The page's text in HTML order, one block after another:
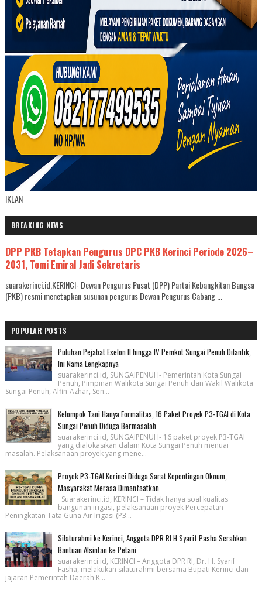
IKLAN
BREAKING NEWS
DPP PKB Tetapkan Pengurus DPC PKB Kerinci Periode 2026–
2031, Tomi Emiral Jadi Sekretaris
suarakerinci.id,KERINCI- Dewan Pengurus Pusat (DPP) Partai Kebangkitan Bangsa
(PKB) resmi menetapkan susunan pengurus Dewan Pengurus Cabang ...
POPULAR POSTS
Puluhan Pejabat Eselon II hingga IV Pemkot Sungai Penuh Dilantik,
Ini Nama Lengkapnya
suarakerinci.id, SUNGAIPENUH- Pemerintah Kota Sungai
Penuh, Pimpinan Walikota Sungai Penuh dan Wakil Walikota
Sungai Penuh, Alfin-Azhar, Sen...
Kelompok Tani Hanya Formalitas, 16 Paket Proyek P3-TGAI di Kota
Sungai Penuh Diduga Bermasalah
suarakerinci.id, SUNGAIPENUH- 16 paket proyek P3-TGAI
yang dialokasikan dalam Kota Sungai Penuh menuai
masalah. Pelaksanaan proyek yang mene...
Proyek P3-TGAI Kerinci Diduga Sarat Kepentingan Oknum,
Masyarakat Merasa Dimanfaatkan
Suarakerinci.id, KERINCI – Tidak hanya soal kualitas
bangunan irigasi, pelaksanaan proyek Percepatan
Peningkatan Tata Guna Air Irigasi (P3...
Silaturahmi ke Kerinci, Anggota DPR RI H Syarif Pasha Serahkan
Bantuan Alsintan ke Petani
suarakerinci.id, KERINCI – Anggota DPR RI, Dr. H. Syarif
Fasha, melakukan silaturahmi bersama Bupati Kerinci dan
jajaran Pemerintah Daerah K...